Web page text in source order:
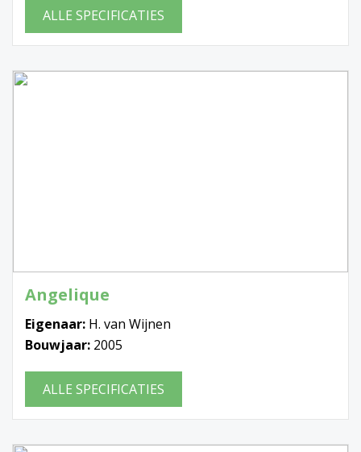
ALLE SPECIFICATIES
Angelique
Eigenaar: H. van Wijnen
Bouwjaar: 2005
ALLE SPECIFICATIES